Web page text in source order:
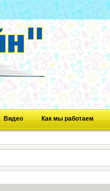
Видео Как мы работаем